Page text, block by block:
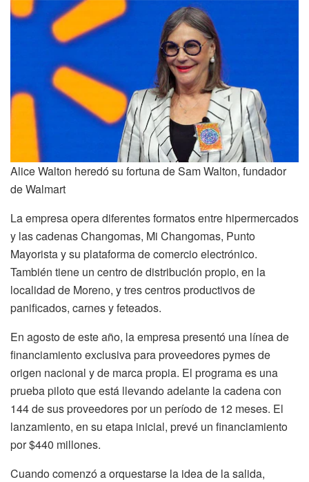
Alice Walton heredó su fortuna de Sam Walton, fundador
de Walmart
La empresa opera diferentes formatos entre hipermercados
y las cadenas Changomas, Mi Changomas, Punto
Mayorista y su plataforma de comercio electrónico.
También tiene un centro de distribución propio, en la
localidad de Moreno, y tres centros productivos de
panificados, carnes y feteados.
En agosto de este año, la empresa presentó una línea de
financiamiento exclusiva para proveedores pymes de
origen nacional y de marca propia. El programa es una
prueba piloto que está llevando adelante la cadena con
144 de sus proveedores por un período de 12 meses. El
lanzamiento, en su etapa inicial, prevé un financiamiento
por $440 millones.
Cuando comenzó a orquestarse la idea de la salida,